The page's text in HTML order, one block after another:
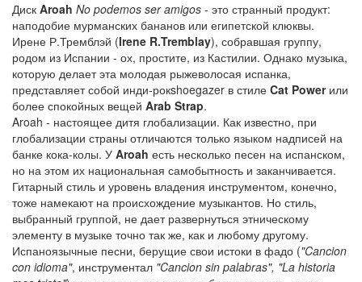
Диск Aroah No podemos ser amigos - это странный продукт:
наподобие мурманских бананов или египетской клюквы.
Ирене Р.Тремблэй (Irene R.Tremblay), собравшая группу,
родом из Испании - ох, простите, из Кастилии. Однако музыка,
которую делает эта молодая рыжеволосая испанка,
представляет собой инди-рокshoegazer в стиле Cat Powerили
более спокойных вещей Arab Strap.
Aroah - настоящее дитя глобализации. Как известно, при
глобализации страны отличаются только языком надписей на
банке кока-колы. У Aroah есть несколько песен на испанском,
но на этом их национальная самобытность и заканчивается.
Гитарный стиль и уровень владения инструментом, конечно,
тоже намекают на происхождение музыкантов. Но стиль,
выбранный группой, не дает развернуться этническому
элементу в музыке точно так же, как и любому другому.
Испаноязычные песни, берущие свои истоки в фадо ("Cancion
con idioma", инструментал "Cancion sin palabras", "La historia